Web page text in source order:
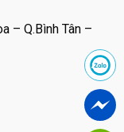
– Q.Bình Tân –